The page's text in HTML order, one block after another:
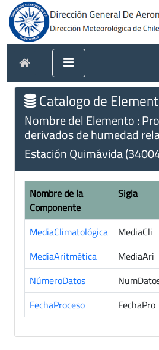
Catalogo de
Nombre del Elemento :
derivados de humedad
Estación Quimávida
Nombre de la
Componente
Sigla
MediaClimatológica MediaCli
MediaAritmética
MediaAri
NúmeroDatos
FechaProceso
FechaPro